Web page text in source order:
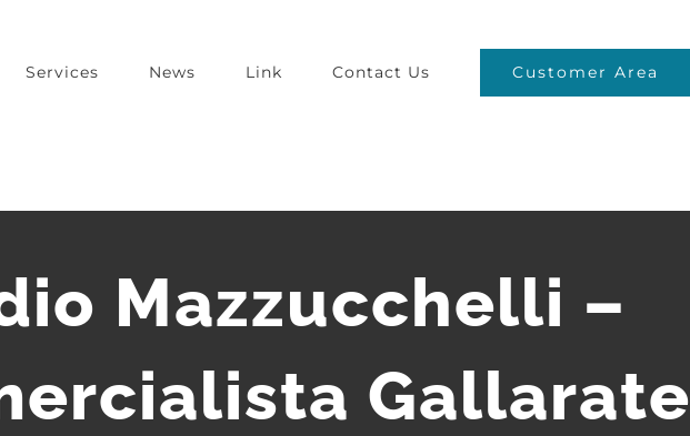
Services News Link Contact Us Customer Area
Mazzucchelli –
Gallarate